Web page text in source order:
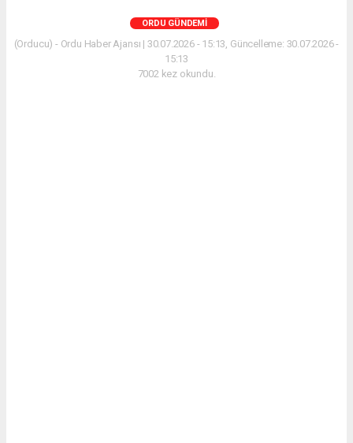
ORDU GÜNDEMI
(Orducu) - Ordu Haber Ajansı | 30.07.2026 - 15:13, Güncelleme: 30.07.2026 -
15:13
7002 kez okundu.